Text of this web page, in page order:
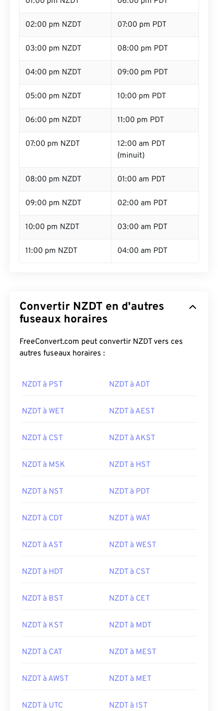
02:00 pm NZDT 07:00 pm PDT
03:00 pm NZDT 08:00 pm PDT
04:00 pm NZDT 09:00 pm PDT
05:00 pm NZDT 10:00 pm PDT
06:00 pm NZDT 11:00 pm PDT
07:00 pm NZDT
12:00 am PDT
(minuit)
08:00 pm NZDT 01:00 am PDT
09:00 pm NZDT 02:00 am PDT
10:00 pm NZDT 03:00 am PDT
11:00 pm NZDT 04:00 am PDT
Convertir NZDT en d'autres
fuseaux horaires
FreeConvert.com peut convertir NZDT vers ces
autres fuseaux horaires :
NZDT à PST NZDT à ADT
NZDT à WET NZDT à AEST
NZDT à CST NZDT à AKST
NZDT à MSK NZDT à HST
NZDT à NST NZDT à PDT
NZDT à CDT NZDT à WAT
NZDT à AST NZDT à WEST
NZDT à HDT NZDT à CST
NZDT à BST NZDT à CET
NZDT à KST NZDT à MDT
NZDT à CAT NZDT à MEST
NZDT à AWST NZDT à MET
NZDT à UTC NZDT à IST